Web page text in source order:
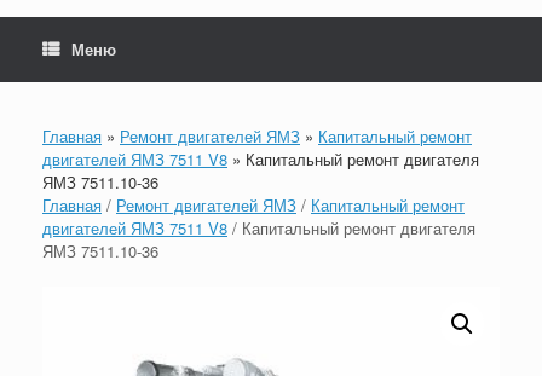
Меню
Главная » Ремонт двигателей ЯМЗ » Капитальный ремонт
двигателей ЯМЗ 7511 V8 » Капитальный ремонт двигателя
ЯМЗ 7511.10-36
Главная / Ремонт двигателей ЯМЗ / Капитальный ремонт
двигателей ЯМЗ 7511 V8 / Капитальный ремонт двигателя
ЯМЗ 7511.10-36